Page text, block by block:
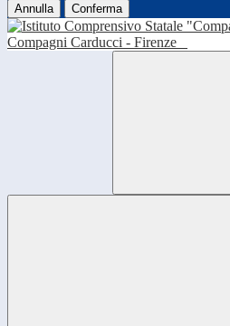
Annulla Conferma
Compagni Carducci - Firenze